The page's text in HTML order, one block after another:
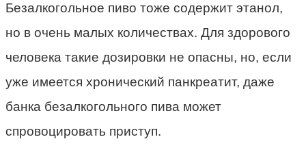
Безалкогольное пиво тоже содержит этанол,
но в очень малых количествах. Для здорового
человека такие дозировки не опасны, но, если
уже имеется хронический панкреатит, даже
банка безалкогольного пива может
спровоцировать приступ.